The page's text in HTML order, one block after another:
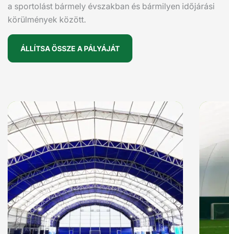
a sportolást bármely évszakban és bármilyen időjárási
körülmények között.
ÁLLÍTSA ÖSSZE A PÁLYÁJÁT